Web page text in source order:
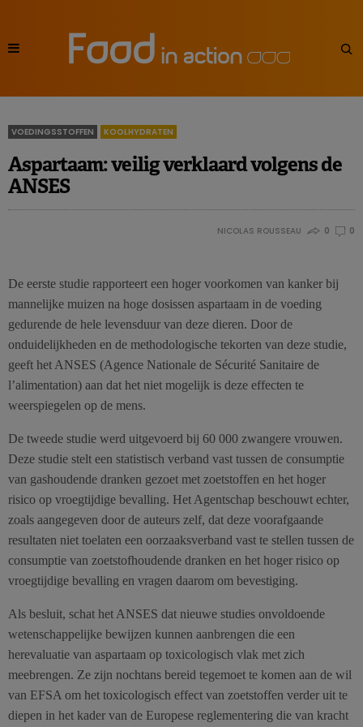
VOEDINGSSTOFFEN KOOLHYDRATEN
Aspartaam: veilig verklaard volgens de
ANSES
NICOLAS ROUSSEAU 0 0
De eerste studie rapporteert een hoger voorkomen van kanker bij
mannelijke muizen na hoge dosissen aspartaam in de voeding
gedurende de hele levensduur van deze dieren. Door de
onduidelijkheden en de methodologische tekorten van deze studie,
geeft het ANSES (Agence Nationale de Sécurité Sanitaire de
l’alimentation) aan dat het niet mogelijk is deze effecten te
weerspiegelen op de mens.
De tweede studie werd uitgevoerd bij 60 000 zwangere vrouwen.
Deze studie stelt een statistisch verband vast tussen de consumptie
van gashoudende dranken gezoet met zoetstoffen en het hoger
risico op vroegtijdige bevalling. Het Agentschap beschouwt echter,
zoals aangegeven door de auteurs zelf, dat deze voorafgaande
resultaten niet toelaten een oorzaaksverband vast te stellen tussen de
consumptie van zoetstofhoudende dranken en het hoger risico op
vroegtijdige bevalling en vragen daarom om bevestiging.
Als besluit, schat het ANSES dat nieuwe studies onvoldoende
wetenschappelijke bewijzen kunnen aanbrengen die een
herevaluatie van aspartaam op toxicologisch vlak met zich
meebrengen. Ze zijn nochtans bereid tegemoet te komen aan de wil
van EFSA om het toxicologisch effect van zoetstoffen verder uit te
diepen in het kader van de Europese reglementering die van kracht